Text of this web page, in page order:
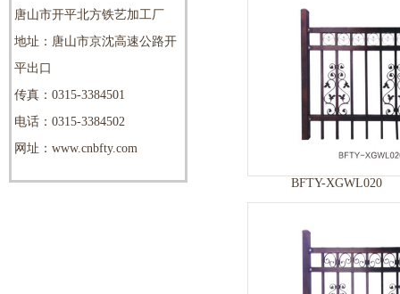
BFTY-XGWL020
唐山市开平北方铁艺加工厂
地址：唐山市京沈高速公路开
平出口
传真：0315-3384501
电话：0315-3384502
网址：www.cnbfty.com